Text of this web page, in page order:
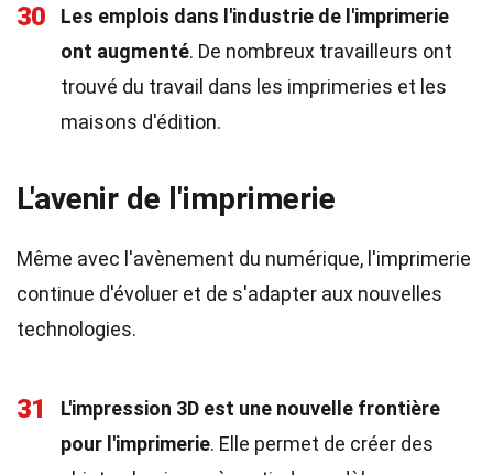
30
Les emplois dans l'industrie de l'imprimerie
ont augmenté. De nombreux travailleurs ont
trouvé du travail dans les imprimeries et les
maisons d'édition.
L'avenir de l'imprimerie
Même avec l'avènement du numérique, l'imprimerie
continue d'évoluer et de s'adapter aux nouvelles
technologies.
31
L'impression 3D est une nouvelle frontière
pour l'imprimerie. Elle permet de créer des